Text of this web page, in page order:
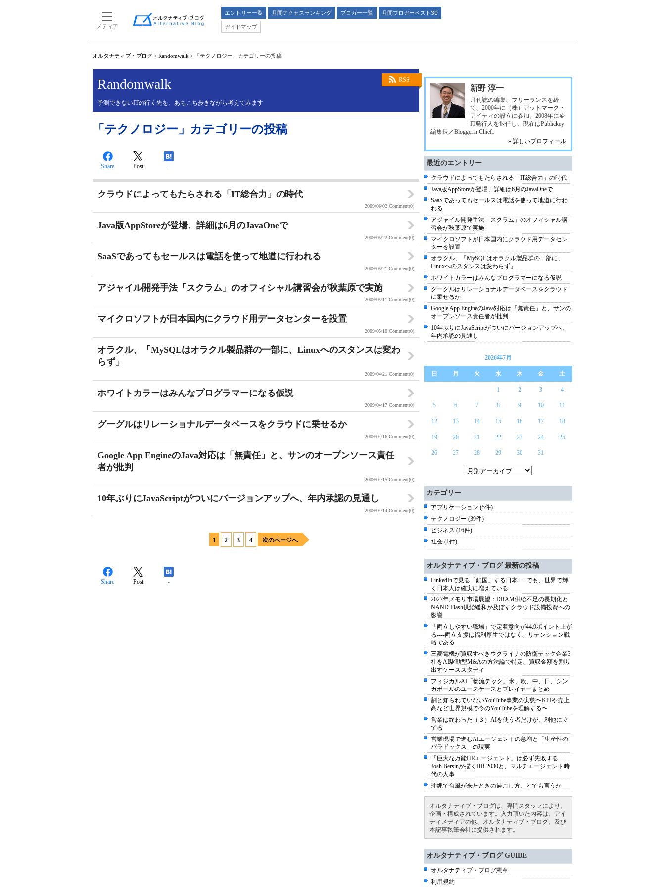
メディア
エントリー一覧 月間アクセスランキング ブロガー一覧
月間ブロガーベスト30
ガイドマップ
オルタナティブ・ブログ > Randomwalk > 「テクノロジー」カテゴリーの投稿
RSS
Randomwalk
予測できないITの行く先を、あちこち歩きながら考えてみます
「テクノロジー」カテゴリーの投稿
Share Post -
クラウドによってもたらされる「IT総合力」の時代
2009/06/02 Comment(0)
Java版AppStoreが登場、詳細は6月のJavaOneで
2009/05/22 Comment(0)
SaaSであってもセールスは電話を使って地道に行われる
2009/05/21 Comment(0)
アジャイル開発手法「スクラム」のオフィシャル講習会が秋葉原で実施
2009/05/11 Comment(0)
マイクロソフトが日本国内にクラウド用データセンターを設置
2009/05/10 Comment(0)
オラクル、「MySQLはオラクル製品群の一部に、Linuxへのスタンスは変わ
らず」
2009/04/21 Comment(0)
ホワイトカラーはみんなプログラマーになる仮説
2009/04/17 Comment(0)
グーグルはリレーショナルデータベースをクラウドに乗せるか
2009/04/16 Comment(0)
Google App EngineのJava対応は「無責任」と、サンのオープンソース責任
者が批判
2009/04/15 Comment(0)
10年ぶりにJavaScriptがついにバージョンアップへ、年内承認の見通し
2009/04/14 Comment(0)
1 2 3 4 次のページへ
Share Post -
新野 淳一
月刊誌の編集、フリーランスを経
て、2000年に（株）アットマーク・
アイティの設立に参加。2008年に＠
IT発行人を退任し、現在はPublickey
編集長／Bloggerin Chief。
» 詳しいプロフィール
最近のエントリー
クラウドによってもたらされる「IT総合力」の時代
Java版AppStoreが登場、詳細は6月のJavaOneで
SaaSであってもセールスは電話を使って地道に行わ
れる
アジャイル開発手法「スクラム」のオフィシャル講
習会が秋葉原で実施
マイクロソフトが日本国内にクラウド用データセン
ターを設置
オラクル、「MySQLはオラクル製品群の一部に、
Linuxへのスタンスは変わらず」
ホワイトカラーはみんなプログラマーになる仮説
グーグルはリレーショナルデータベースをクラウド
に乗せるか
Google App EngineのJava対応は「無責任」と、サンの
オープンソース責任者が批判
10年ぶりにJavaScriptがついにバージョンアップへ、
年内承認の見通し
2026年7月
日 月 火 水 木 金 土
1 2 3 4
5 6 7 8 9 10 11
12 13 14 15 16 17 18
19 20 21 22 23 24 25
26 27 28 29 30 31
カテゴリー
アプリケーション (5件)
テクノロジー (39件)
ビジネス (16件)
社会 (1件)
オルタナティブ・ブログ 最新の投稿
LinkedInで見る「鎖国」する日本 ― でも、世界で輝
く日本人は確実に増えている
2027年メモリ市場展望：DRAM供給不足の長期化と
NAND Flash供給緩和が及ぼすクラウド設備投資への
影響
「両立しやすい職場」で定着意向が44.9ポイント上が
る----両立支援は福利厚生ではなく、リテンション戦
略である
三菱電機が買収すべきウクライナの防衛テック企業3
社をAI駆動型M&Aの方法論で特定、買収金額を割り
出すケーススタディ
フィジカルAI「物流テック」米、欧、中、日、シン
ガポールのユースケースとプレイヤーまとめ
割と知られていないYouTube事業の実態〜KPIや売上
高など世界規模で今のYouTubeを理解する〜
営業は終わった（３）AIを使う者だけが、利他に立
てる
営業現場で進むAIエージェントの急増と「生産性の
パラドックス」の現実
「巨大な万能HRエージェント」は必ず失敗する----
Josh Bersinが描くHR 2030と、マルチエージェント時
代の人事
沖縄で台風が来たときの過ごし方、とでも言うか
オルタナティブ・ブログは、専門スタッフにより、
企画・構成されています。入力頂いた内容は、アイ
ティメディアの他、オルタナティブ・ブログ、及び
本記事執筆会社に提供されます。
オルタナティブ・ブログ GUIDE
オルタナティブ・ブログ憲章
利用規約